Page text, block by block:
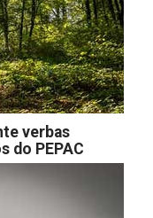
verbas
do PEPAC